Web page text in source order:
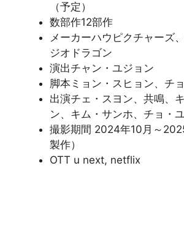
（予定）
数部作12部作
メーカーハウピクチャーズ
ジオドラゴン
演出チャン・ユジョン
脚本ミョン・スヒョン、チ
出演チェ・スヨン、共鳴、
ン、キム・サンホ、チョ・
撮影期間 2024年10月～
製作）
OTT u next, netflix